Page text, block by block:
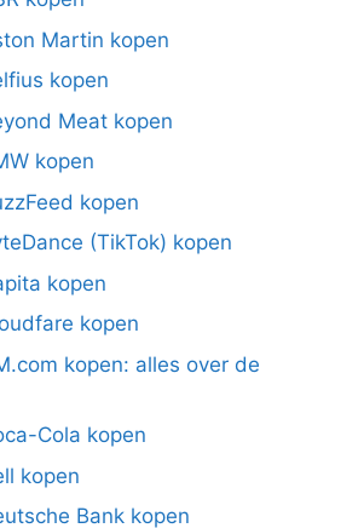
Martin kopen
kopen
Meat kopen
kopen
kopen
(TikTok) kopen
kopen
kopen
kopen: alles over de
Cola kopen
kopen
Bank kopen